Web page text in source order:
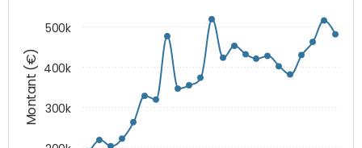
Montant (€) 300k
400k
500k